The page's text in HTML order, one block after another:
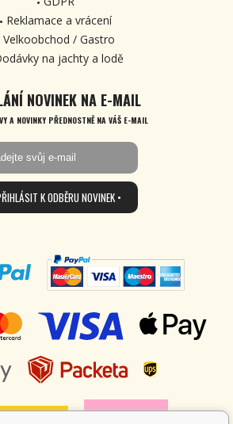
Reklamace a vrácení
Velkoobchod / Gastro
na jachty a lodě
NOVINEK NA E-MAIL
A NOVINKY PŘEDNOSTNĚ NA VÁŠ E-MAIL
K ODBĚRU NOVINEK •